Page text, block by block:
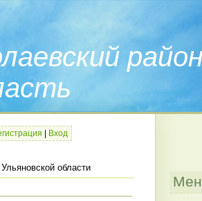
Вход
области